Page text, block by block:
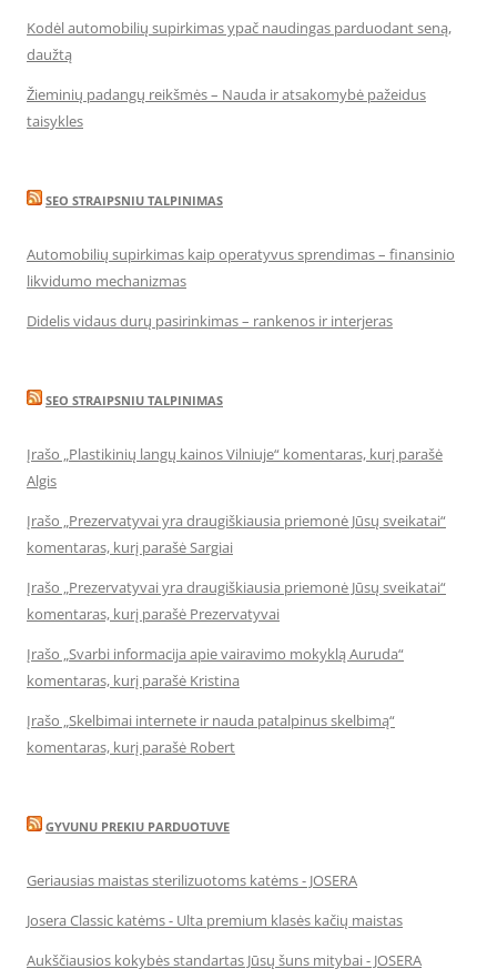
Kodėl automobilių supirkimas ypač naudingas parduodant seną,
daužtą
Žieminių padangų reikšmės – Nauda ir atsakomybė pažeidus
taisykles
SEO STRAIPSNIU TALPINIMAS
Automobilių supirkimas kaip operatyvus sprendimas – finansinio
likvidumo mechanizmas
Didelis vidaus durų pasirinkimas – rankenos ir interjeras
SEO STRAIPSNIU TALPINIMAS
Įrašo „Plastikinių langų kainos Vilniuje“ komentaras, kurį parašė
Algis
Įrašo „Prezervatyvai yra draugiškiausia priemonė Jūsų sveikatai“
komentaras, kurį parašė Sargiai
Įrašo „Prezervatyvai yra draugiškiausia priemonė Jūsų sveikatai“
komentaras, kurį parašė Prezervatyvai
Įrašo „Svarbi informacija apie vairavimo mokyklą Auruda“
komentaras, kurį parašė Kristina
Įrašo „Skelbimai internete ir nauda patalpinus skelbimą“
komentaras, kurį parašė Robert
GYVUNU PREKIU PARDUOTUVE
Geriausias maistas sterilizuotoms katėms - JOSERA
Josera Classic katėms - Ulta premium klasės kačių maistas
Aukščiausios kokybės standartas Jūsų šuns mitybai - JOSERA